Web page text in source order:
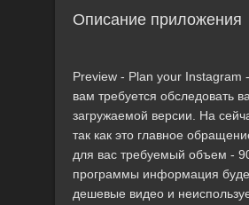
Описание приложения
Preview - Plan your
вам требуется обследовать
загружаемой версии. На
так как это главное
для вас требуемый объем -
программы информация
дешевые видео и